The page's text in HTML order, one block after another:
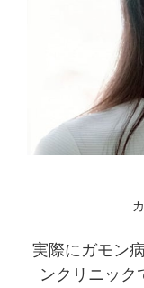
実際にガモン
ンクリニック